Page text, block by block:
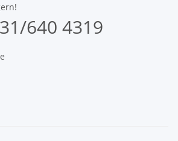
640 4319